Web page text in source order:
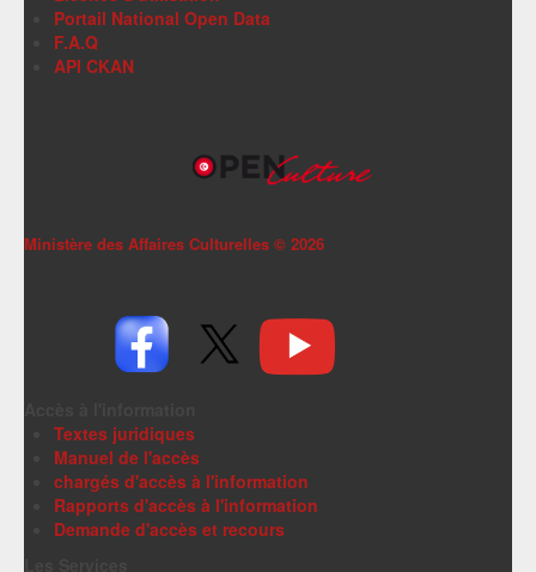
Portail National Open Data
F.A.Q
API CKAN
Ministère des Affaires Culturelles © 2026
Textes juridiques
Manuel de l'accès
chargés d'accès à l'information
Rapports d'accès à l'information
Demande d'accès et recours